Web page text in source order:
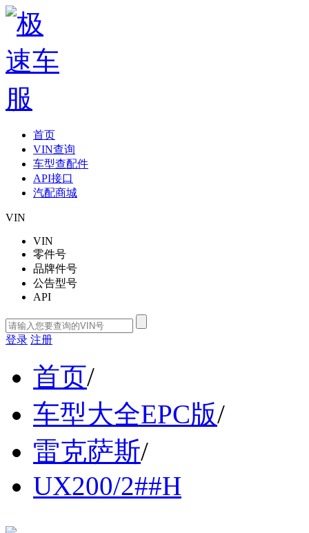
首页
VIN查询
车型查配件
API接口
汽配商城
VIN
VIN
零件号
品牌件号
公告型号
API
登录 注册
首页/
车型大全EPC版/
雷克萨斯/
UX200/2##H